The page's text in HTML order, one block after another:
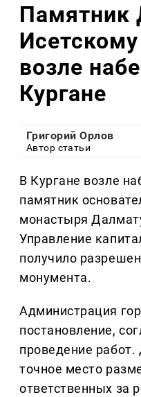
Памятник
возле
Кургане
Григорий Орлов
Автор статьи
В Кургане возле
памятник
монастыря
Управление
получило
монумента.
Администрация
постановление,
проведение
точное место
ответственных за